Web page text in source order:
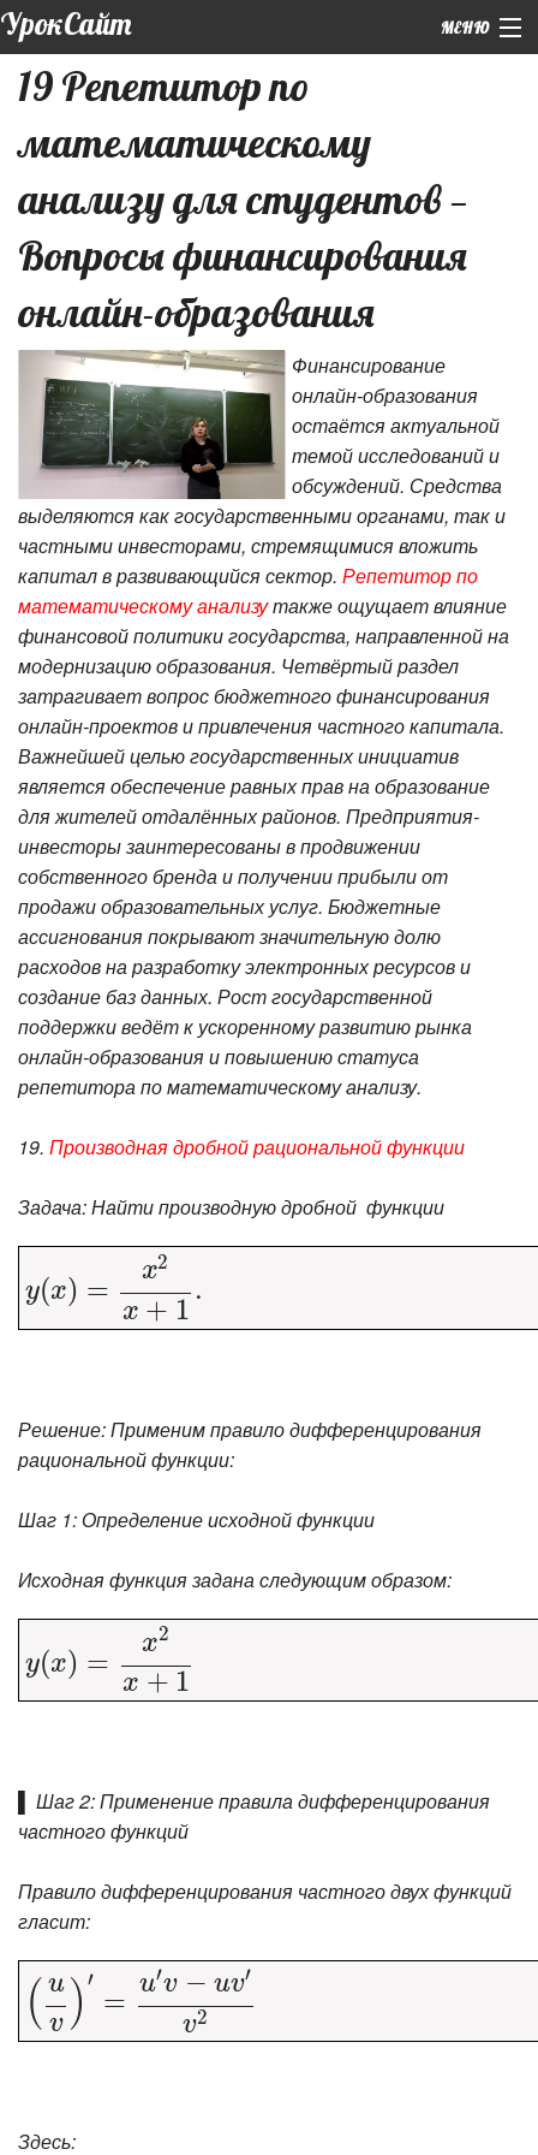
УрокСайт МЕНЮ
+7 (926) 859-12-55 (WhatsApp)
Главная
Подготовка к ЕГЭ
Контакты
19 Репетитор по
математическому
анализу для студентов —
Вопросы финансирования
онлайн-образования
Финансирование
онлайн-образования
остаётся актуальной
темой исследований и
обсуждений. Средства
выделяются как государственными органами, так и
частными инвесторами, стремящимися вложить
капитал в развивающийся сектор. Репетитор по
математическому анализутакже ощущает влияние
финансовой политики государства, направленной на
модернизацию образования. Четвёртый раздел
затрагивает вопрос бюджетного финансирования
онлайн-проектов и привлечения частного капитала.
Важнейшей целью государственных инициатив
является обеспечение равных прав на образование
для жителей отдалённых районов. Предприятия-
инвесторы заинтересованы в продвижении
собственного бренда и получении прибыли от
продажи образовательных услуг. Бюджетные
ассигнования покрывают значительную долю
расходов на разработку электронных ресурсов и
создание баз данных. Рост государственной
поддержки ведёт к ускоренному развитию рынка
онлайн-образования и повышению статуса
репетитора по математическому анализу.
19. Производная дробной рациональной функции
Задача: Найти производную дробной функции
y(x) =
x2
x + 1
.
y (x) =x2x+1.
Решение: Применим правило дифференцирования
рациональной функции:
Шаг 1: Определение исходной функции
Исходная функция задана следующим образом:
y(x) =
x2
x + 1
y (x) =x2x+1
▌ Шаг 2: Применение правила дифференцирования
частного функций
Правило дифференцирования частного двух функций
гласит:
( u
v ) ′
=
u′v − uv′
v2
uv) =u′v−uv′v2
Здесь: